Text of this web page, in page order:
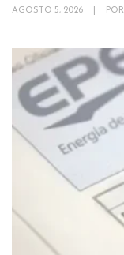
AGOSTO 5, 2026 POR